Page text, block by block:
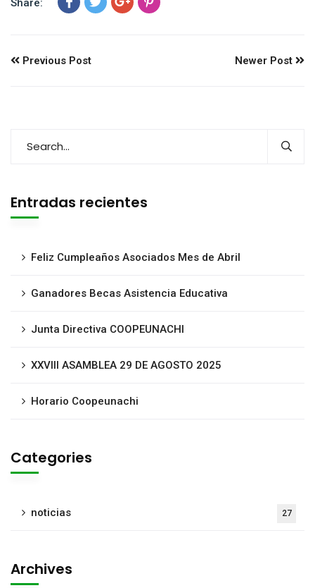
Share:
Previous Post Newer Post
Entradas recientes
Feliz Cumpleaños Asociados Mes de Abril
Ganadores Becas Asistencia Educativa
Junta Directiva COOPEUNACHI
XXVIII ASAMBLEA 29 DE AGOSTO 2025
Horario Coopeunachi
Categories
noticias 27
Archives